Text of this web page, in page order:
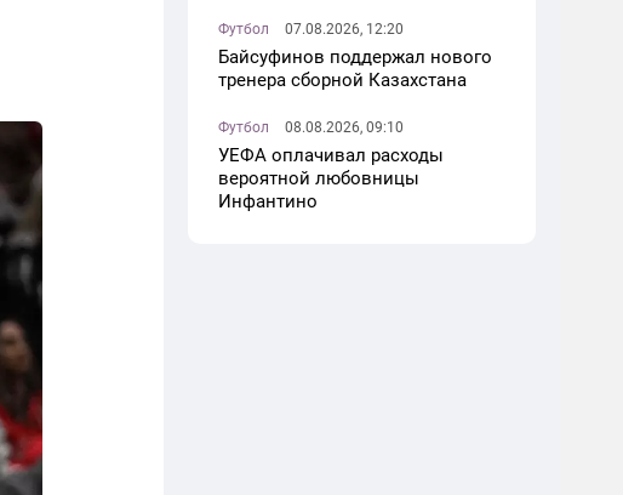
Футбол 07.08.2026, 12:20
Байсуфинов поддержал нового
тренера сборной Казахстана
Футбол 08.08.2026, 09:10
УЕФА оплачивал расходы
вероятной любовницы
Инфантино